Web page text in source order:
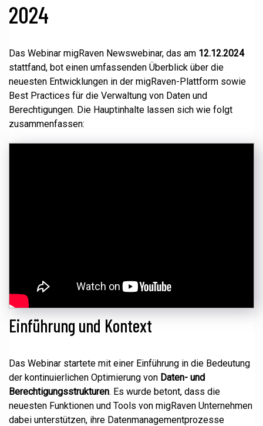
2024
Das Webinar migRaven Newswebinar, das am 12.12.2024
stattfand, bot einen umfassenden Überblick über die
neuesten Entwicklungen in der migRaven-Plattform sowie
Best Practices für die Verwaltung von Daten und
Berechtigungen. Die Hauptinhalte lassen sich wie folgt
zusammenfassen:
Einführung und Kontext
Das Webinar startete mit einer Einführung in die Bedeutung
der kontinuierlichen Optimierung von Daten- und
Berechtigungsstrukturen. Es wurde betont, dass die
neuesten Funktionen und Tools von migRaven Unternehmen
dabei unterstützen, ihre Datenmanagementprozesse